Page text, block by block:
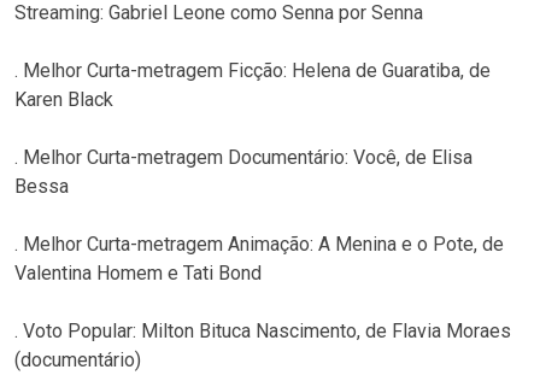
Streaming: Gabriel Leone como Senna por Senna
. Melhor Curta-metragem Ficção: Helena de Guaratiba, de
Karen Black
. Melhor Curta-metragem Documentário: Você, de Elisa
Bessa
. Melhor Curta-metragem Animação: A Menina e o Pote, de
Valentina Homem e Tati Bond
. Voto Popular: Milton Bituca Nascimento, de Flavia Moraes
(documentário)